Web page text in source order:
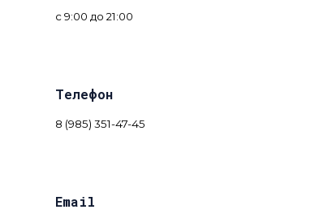
с 9:00 до 21:00
Телефон
8 (985) 351-47-45
Email